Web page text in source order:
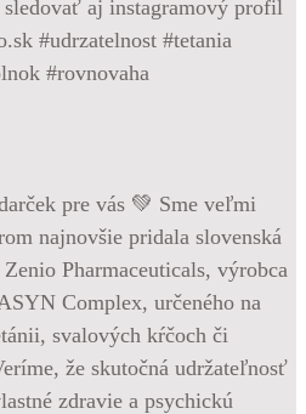
pre vás 💚 Sme veľmi
najnovšie pridala slovenská
Pharmaceuticals, výrobca
Complex, určeného na
svalových kŕčoch či
že skutočná udržateľnosť
zdravie a psychickú